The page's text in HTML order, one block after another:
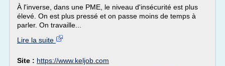
À l'inverse, dans une PME, le niveau d'insécurité est plus
élevé. On est plus pressé et on passe moins de temps à
parler. On travaille...
Lire la suite
Site : https://www.keljob.com